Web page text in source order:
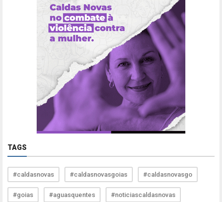
TAGS
#caldasnovas #caldasnovasgoias #caldasnovasgo
#goias #aguasquentes #noticiascaldasnovas